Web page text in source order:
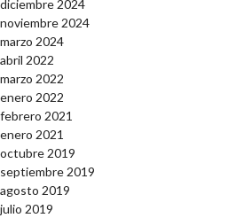
diciembre 2024
noviembre 2024
marzo 2024
abril 2022
marzo 2022
enero 2022
febrero 2021
enero 2021
octubre 2019
septiembre 2019
agosto 2019
julio 2019